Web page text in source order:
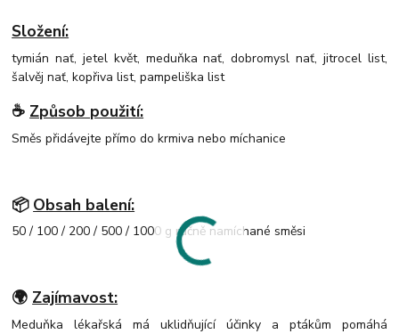
Složení:
tymián nať, jetel květ, meduňka nať, dobromysl nať, jitrocel list,
šalvěj nať, kopřiva list, pampeliška list
☕ Způsob použití:
Směs přidávejte přímo do krmiva nebo míchanice
📦 Obsah balení:
50 / 100 / 200 / 500 / 1000 g ručně namíchané směsi
🌍 Zajímavost:
Meduňka lékařská má uklidňující účinky a ptákům pomáhá